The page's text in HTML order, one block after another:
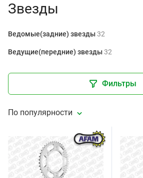
Звезды
Ведомые(задние) звезды32
Ведущие(передние) звезды32
Фильтры
По популярности